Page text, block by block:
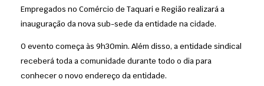
Empregados no Comércio de Taquari e Região realizará a
inauguração da nova sub-sede da entidade na cidade.
O evento começa às 9h30min. Além disso, a entidade sindical
receberá toda a comunidade durante todo o dia para
conhecer o novo endereço da entidade.